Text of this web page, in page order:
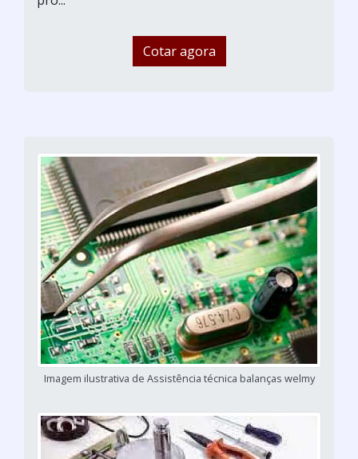
Cotar agora
Imagem ilustrativa de Assistência técnica balanças welmy